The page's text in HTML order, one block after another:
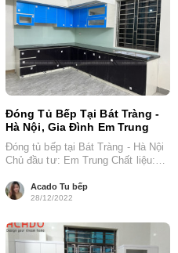
Đóng Tủ Bếp Tại Bát Tràng -
Hà Nội, Gia Đình Em Trung
Đóng tủ bếp tại Bát Tràng - Hà Nội
Chủ đầu tư: Em Trung Chất liệu:
Acado Tu bếp
28/12/2022